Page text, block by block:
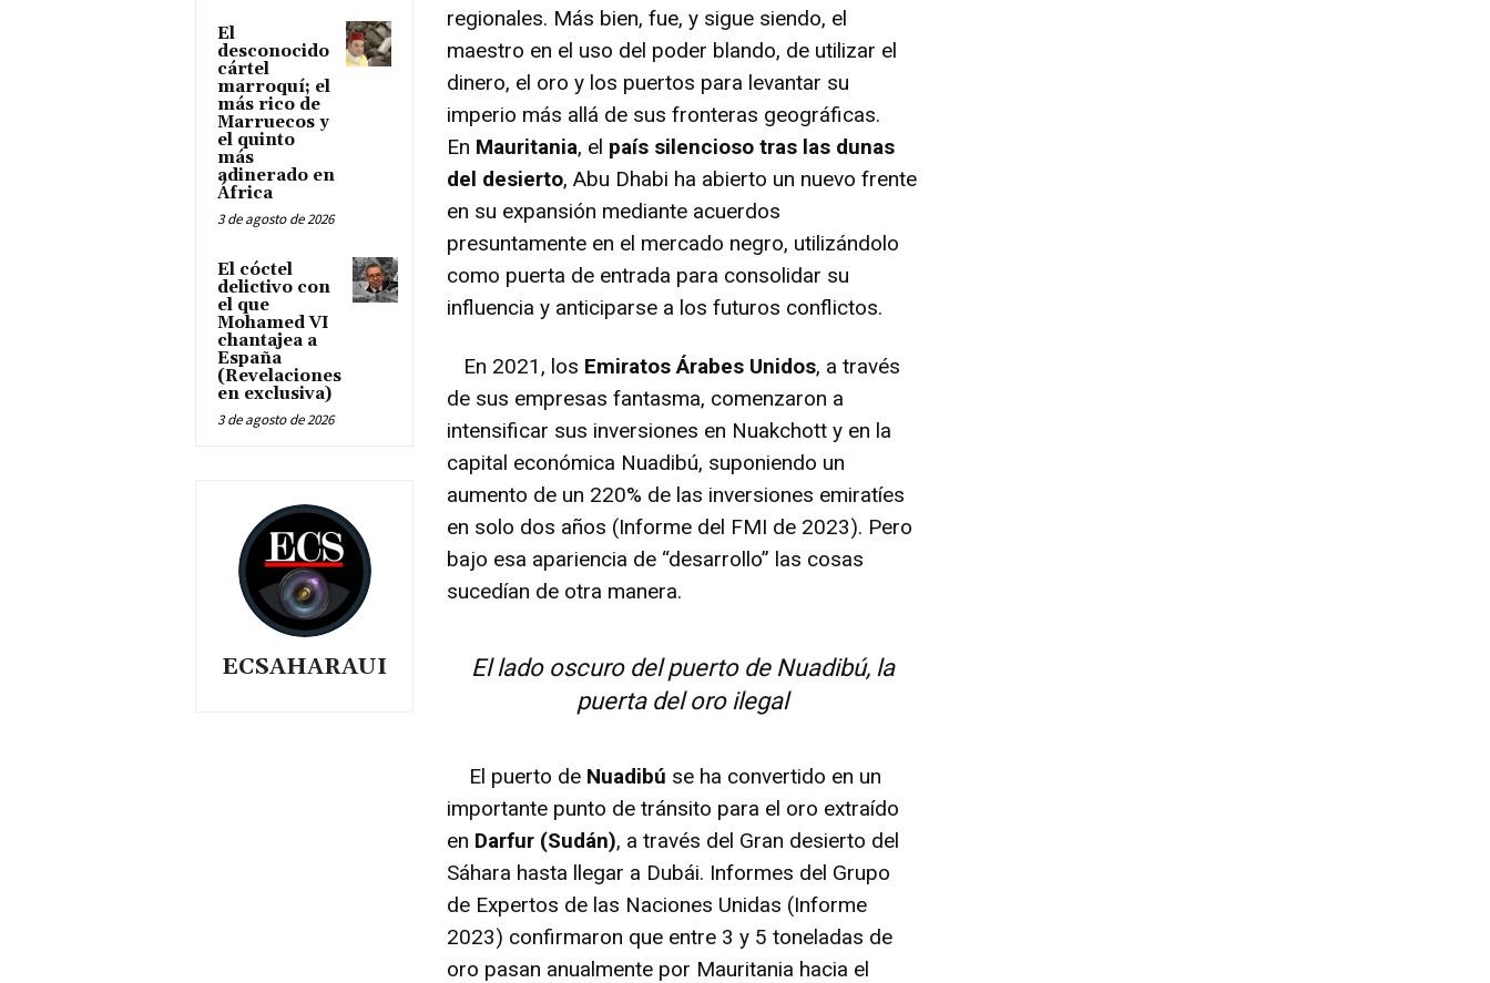
El
desconocido
cártel
marroquí; el
más rico de
Marruecos y
el quinto
más
adinerado en
África
3 de agosto de 2026
El cóctel
delictivo con
el que
Mohamed VI
chantajea a
España
(Revelaciones
en exclusiva)
3 de agosto de 2026
ECSAHARAUI
regionales. Más bien, fue, y sigue siendo, el
maestro en el uso del poder blando, de utilizar el
dinero, el oro y los puertos para levantar su
imperio más allá de sus fronteras geográficas.
En Mauritania, el país silencioso tras las dunas
del desierto, Abu Dhabi ha abierto un nuevo frente
en su expansión mediante acuerdos
presuntamente en el mercado negro, utilizándolo
como puerta de entrada para consolidar su
influencia y anticiparse a los futuros conflictos.
En 2021, los Emiratos Árabes Unidos, a través
de sus empresas fantasma, comenzaron a
intensificar sus inversiones en Nuakchott y en la
capital económica Nuadibú, suponiendo un
aumento de un 220% de las inversiones emiratíes
en solo dos años (Informe del FMI de 2023). Pero
bajo esa apariencia de “desarrollo” las cosas
sucedían de otra manera.
El lado oscuro del puerto de Nuadibú, la
puerta del oro ilegal
El puerto de Nuadibú se ha convertido en un
importante punto de tránsito para el oro extraído
en Darfur (Sudán), a través del Gran desierto del
Sáhara hasta llegar a Dubái. Informes del Grupo
de Expertos de las Naciones Unidas (Informe
2023) confirmaron que entre 3 y 5 toneladas de
oro pasan anualmente por Mauritania hacia el